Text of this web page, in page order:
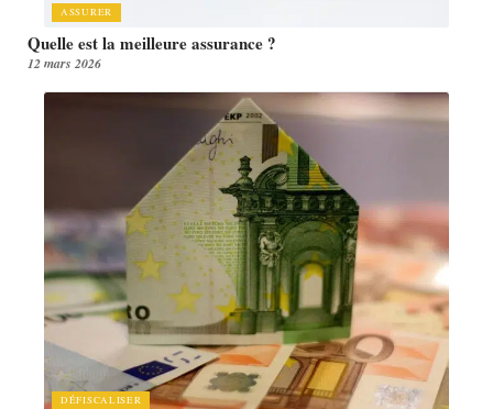
ASSURER
Quelle est la meilleure assurance ?
12 mars 2026
DÉFISCALISER